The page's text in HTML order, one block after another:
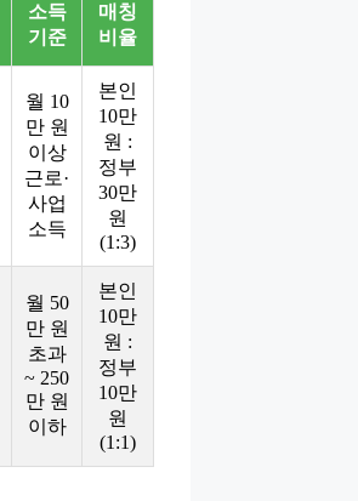
소득
기준
매칭
비율
월 10
만 원
이상
근로·
사업
소득
본인
10만
원 :
정부
30만
원
(1:3)
월 50
만 원
초과
~ 250
만 원
이하
본인
10만
원 :
정부
10만
원
(1:1)